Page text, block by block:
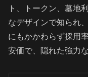
ト、トークン、墓地
なデザインで知られ
にもかかわらず採用
安価で、隠れた強力